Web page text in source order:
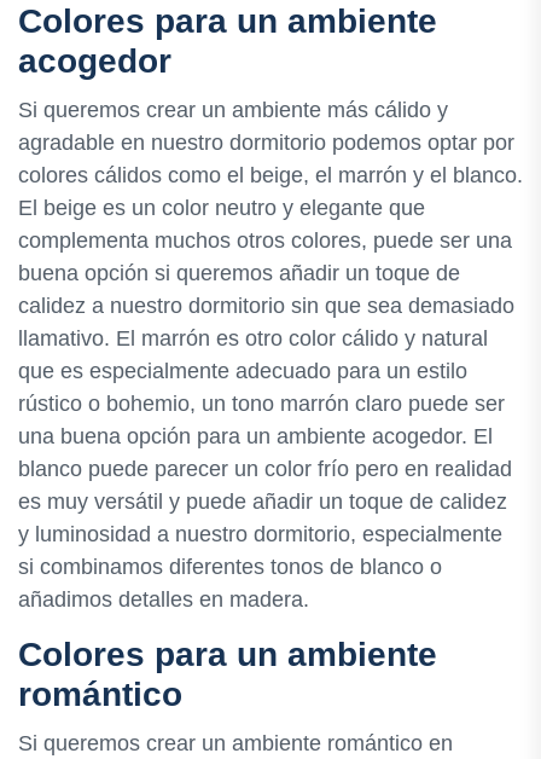
Colores para un ambiente
acogedor
Si queremos crear un ambiente más cálido y
agradable en nuestro dormitorio podemos optar por
colores cálidos como el beige, el marrón y el blanco.
El beige es un color neutro y elegante que
complementa muchos otros colores, puede ser una
buena opción si queremos añadir un toque de
calidez a nuestro dormitorio sin que sea demasiado
llamativo. El marrón es otro color cálido y natural
que es especialmente adecuado para un estilo
rústico o bohemio, un tono marrón claro puede ser
una buena opción para un ambiente acogedor. El
blanco puede parecer un color frío pero en realidad
es muy versátil y puede añadir un toque de calidez
y luminosidad a nuestro dormitorio, especialmente
si combinamos diferentes tonos de blanco o
añadimos detalles en madera.
Colores para un ambiente
romántico
Si queremos crear un ambiente romántico en